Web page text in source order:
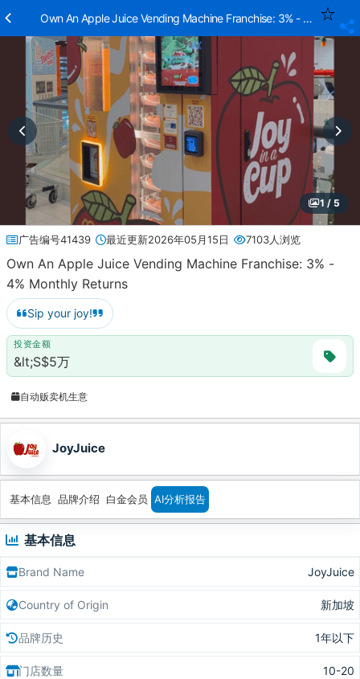
Own An Apple Juice Vending Machine Franchise: 3% - 4%
1 / 5
广告编号41439 最近更新2026年05月15日 7103人浏览
Own An Apple Juice Vending Machine Franchise: 3% -
4% Monthly Returns
Sip your joy!
投资金额
&lt;S$5万
自动贩卖机生意
JoyJuice
基本信息 品牌介绍 白金会员 AI分析报告
基本信息
Brand Name JoyJuice
Country of Origin 新加坡
品牌历史 1年以下
门店数量 10-20